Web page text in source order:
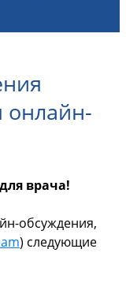
онлайн-
врача!
обсуждения,
) следующие